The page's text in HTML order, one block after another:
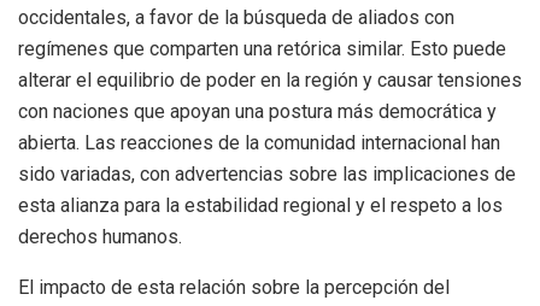
occidentales, a favor de la búsqueda de aliados con
regímenes que comparten una retórica similar. Esto puede
alterar el equilibrio de poder en la región y causar tensiones
con naciones que apoyan una postura más democrática y
abierta. Las reacciones de la comunidad internacional han
sido variadas, con advertencias sobre las implicaciones de
esta alianza para la estabilidad regional y el respeto a los
derechos humanos.
El impacto de esta relación sobre la percepción del